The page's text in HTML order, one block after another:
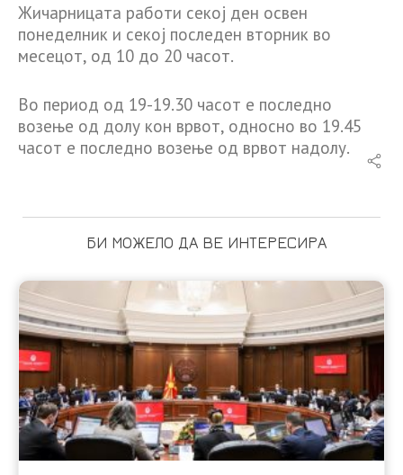
Жичарницата работи секој ден освен
понеделник и секој последен вторник во
месецот, од 10 до 20 часот.
Во период од 19-19.30 часот е последно
возење од долу кон врвот, односно во 19.45
часот е последно возење од врвот надолу.
БИ МОЖЕЛО ДА ВЕ ИНТЕРЕСИРА